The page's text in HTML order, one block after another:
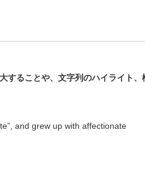
することや、文字列のハイライト、
and grew up with affectionate